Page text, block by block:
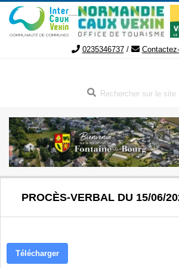
Aller
contenu
0235346737/
LE-
BOURG
PROCÈS-VERBAL DU 15/06/
Télécharger